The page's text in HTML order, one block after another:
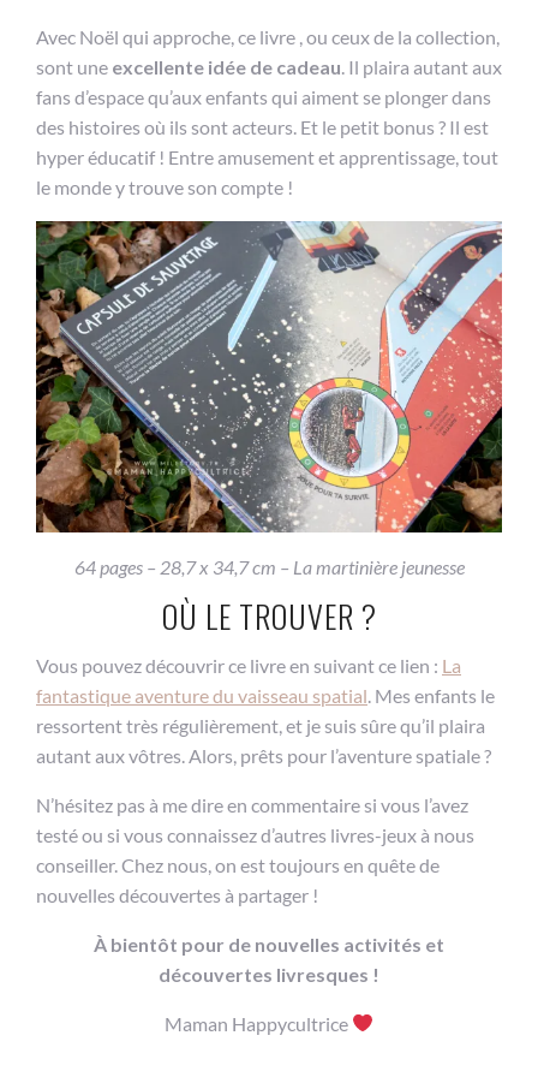
Avec Noël qui approche, ce livre , ou ceux de la collection,
sont une excellente idée de cadeau . Il plaira autant aux
fans d’espace qu’aux enfants qui aiment se plonger dans
des histoires où ils sont acteurs. Et le petit bonus ? Il est
hyper éducatif ! Entre amusement et apprentissage, tout
le monde y trouve son compte !
64 pages – 28,7 x 34,7 cm – La martinière jeunesse
OÙ LE TROUVER ?
Vous pouvez découvrir ce livre en suivant ce lien : La
fantastique aventure du vaisseau spatial. Mes enfants le
ressortent très régulièrement, et je suis sûre qu’il plaira
autant aux vôtres. Alors, prêts pour l’aventure spatiale ?
N’hésitez pas à me dire en commentaire si vous l’avez
testé ou si vous connaissez d’autres livres-jeux à nous
conseiller. Chez nous, on est toujours en quête de
nouvelles découvertes à partager !
À bientôt pour de nouvelles activités et
découvertes livresques !
Maman Happycultrice